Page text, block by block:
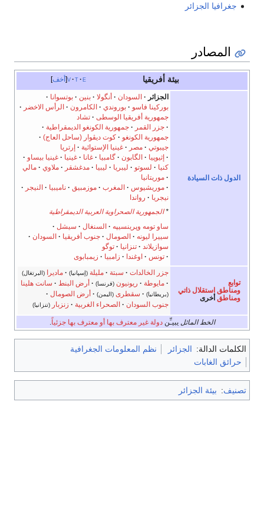
جغرافيا الجزائر
المصادر
أخف v t e بيئة أفريقيا
الدول ذات السيادة
الجزائر السودان أنگولا بنين
بوتسوانا
بوركينا فاسو
بوروندي الكامرون
الرأس الاخضر
جمهورية أفريقيا الوسطى
تشاد
جزر القمر
جمهورية الكونغو الديمقراطية
جمهورية الكونغو
كوت ديڤوار (ساحل العاج)
جيبوتي
مصر غينيا الإستوائية
إرتريا
إثيوپيا
الگابون گامبيا غانا غينيا
غينيا بيساو
كنيا
لسوتو ليبريا ليبيا مدغشقر ملاوي
مالي
موريتانيا
موريشيوس
المغرب موزمبيق ناميبيا
النيجر
نيجريا
رواندا
*الجمهورية الصحراوية العربية الديمقراطية
ساو تومه وپرينسيپه
السنغال
سيشل
سييرا ليونه
الصومال جنوب أفريقيا
السودان
سوازيلاند
تنزانيا
توگو
تونس
اوغندا زامبيا زيمبابوى
توابع
ومناطق استقلال ذاتي
ومناطق أخرى
جزر الخالدات سبتة مليلة (إسپانيا) ماديرا (البرتغال)
مايوطة ريونيون (فرنسا) أرض البنط سانت هلينا
(بريطانيا) سقطرى (اليمن)
أرض الصومال
جنوب السودان
الصحراء الغربية زنزبار (تنزانيا)
الخط المائل يبيـِّندولة غير معترف بها أو معترف بها جزئياً
الكلمات الدالة: الجزائر
نظم المعلومات الجغرافية
حرائق الغابات
تصنيف: بيئة الجزائر